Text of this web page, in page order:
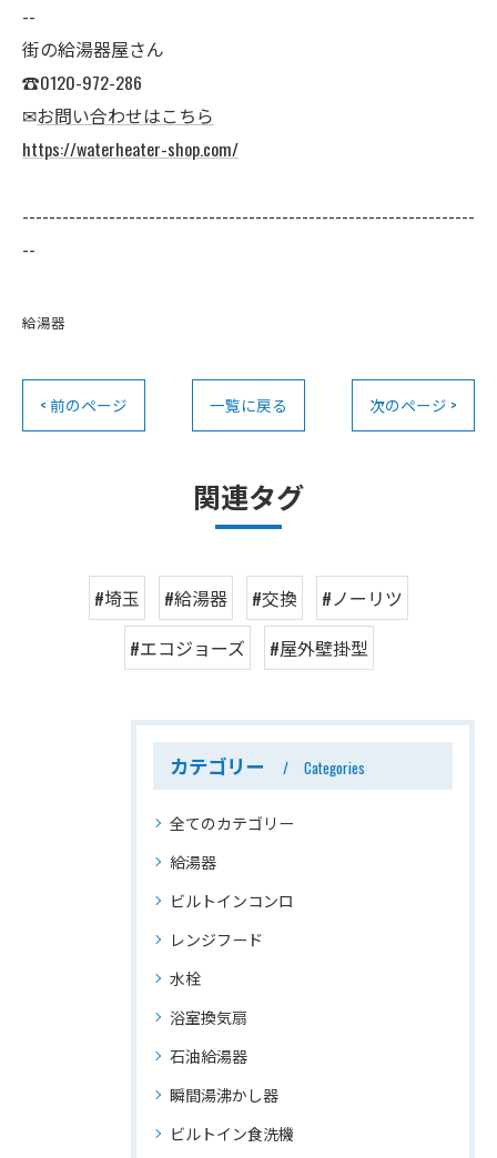
--
街の給湯器屋さん
☎0120-972-286
✉お問い合わせはこちら
https://waterheater-shop.com/
--------------------------------------------------------------------
--
給湯器
< 前のページ 一覧に戻る 次のページ >
関連タグ
#埼玉 #給湯器 #交換
#ノーリツ
#エコジョーズ
#屋外壁掛型
カテゴリー Categories
全てのカテゴリー
給湯器
ビルトインコンロ
レンジフード
水栓
浴室換気扇
石油給湯器
瞬間湯沸かし器
ビルトイン食洗機